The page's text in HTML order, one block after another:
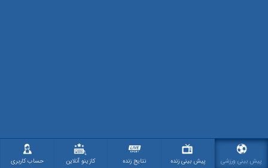
پیش بینی ورزشی پیش بینی زنده نتایج زنده کازینو آنلاین حساب کاربری